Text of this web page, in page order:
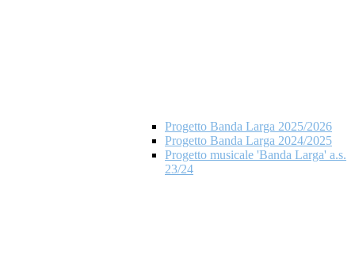
Progetto Banda Larga 2025/2026
Progetto Banda Larga 2024/2025
Progetto musicale 'Banda Larga' a.s.
23/24